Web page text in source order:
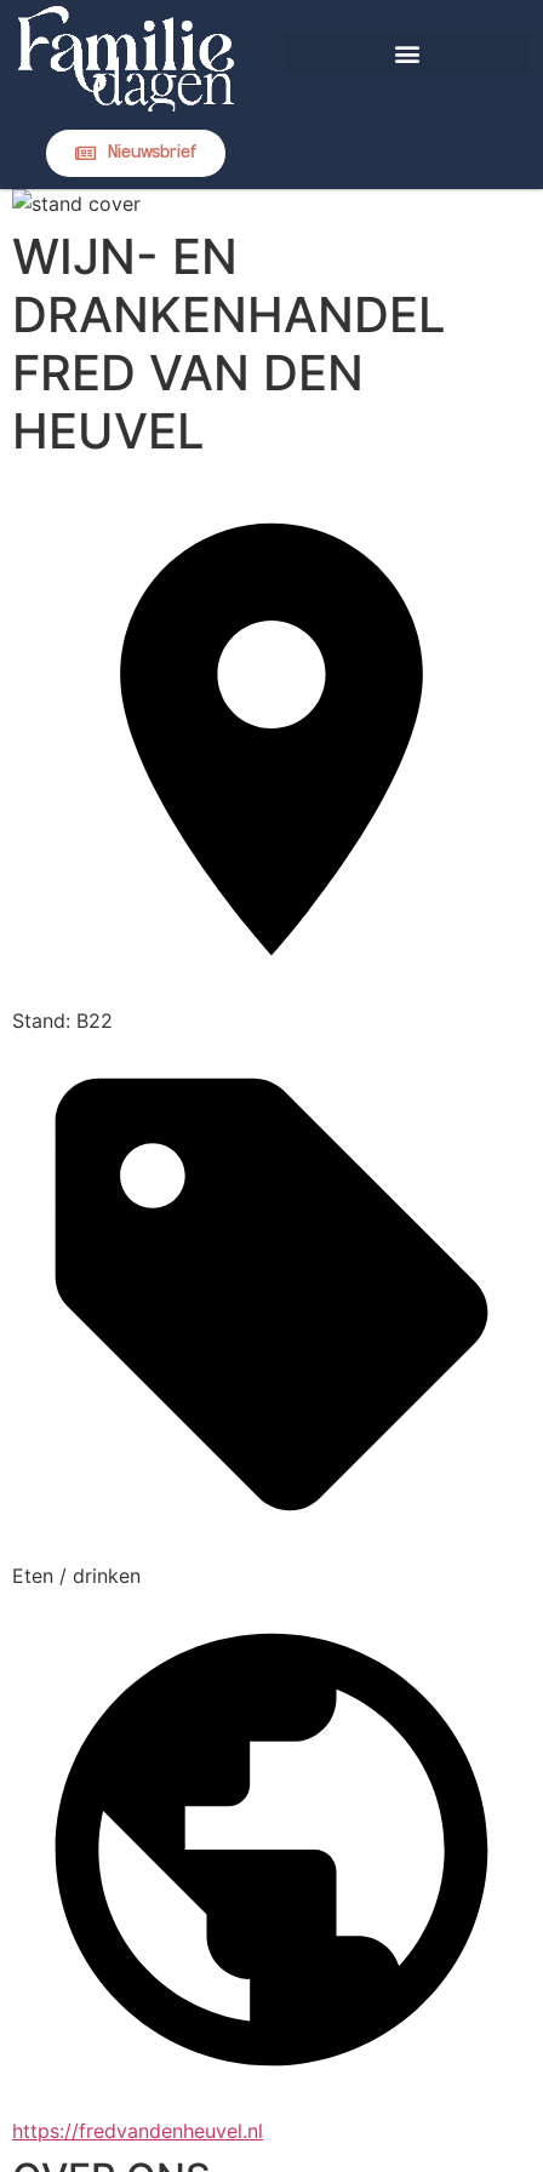
Nieuwsbrief
WIJN- EN
DRANKENHANDEL
FRED VAN DEN
HEUVEL
Stand: B22
Eten / drinken
https://fredvandenheuvel.nl